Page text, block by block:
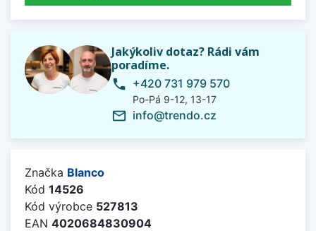
Jakýkoliv dotaz? Rádi vám
poradíme.
phone +420 731 979 570
Po-Pá 9-12, 13-17
mail_outline info@trendo.cz
Značka Blanco
Kód 14526
Kód výrobce 527813
EAN 4020684830904